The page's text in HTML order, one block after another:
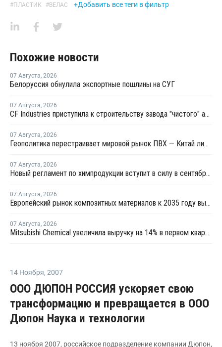
#ПЛАСТИК #ВЕЛАС +Добавить все теги в фильтр
Похожие новости
07 Августа, 2026
Белоруссия обнулила экспортные пошлины на СУГ
07 Августа, 2026
CF Industries приступила к строительству завода "чистого" аммиака за USD4 миллиарда
07 Августа, 2026
Геополитика перестраивает мировой рынок ПВХ — Китай лидирует в экспорте
07 Августа, 2026
Новый регламент по химпродукции вступит в силу в сентябре 2027 года
07 Августа, 2026
Европейский рынок композитных материалов к 2035 году вырастет до USD47,5 млрд
07 Августа, 2026
Mitsubishi Chemical увеличила выручку на 14% в первом квартале японского финансового года
14 Ноября, 2007
ООО ДЮПОН РОССИЯ ускоряет свою
трансформацию и превращается в ООО
Дюпон Наука и технологии
13 ноября 2007, российское подразделение компании Дюпон,